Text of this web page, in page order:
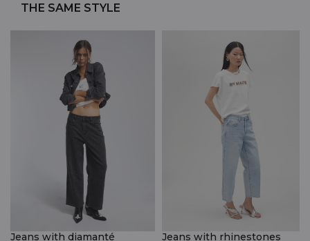
THE SAME STYLE
Jeans with diamanté Jeans with rhinestones